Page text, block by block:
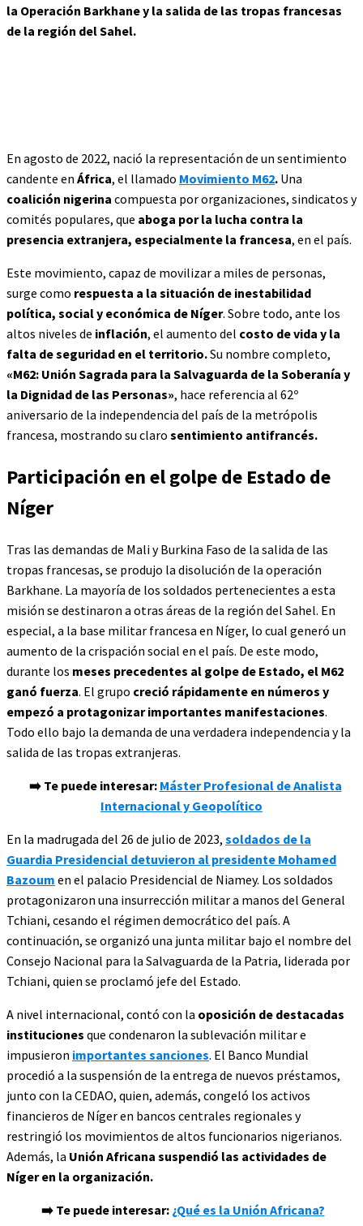
la Operación Barkhane y la salida de las tropas francesas
de la región del Sahel.
En agosto de 2022, nació la representación de un sentimiento
candente en África, el llamado Movimiento M62. Una
coalición nigerina compuesta por organizaciones, sindicatos y
comités populares, que aboga por la lucha contra la
presencia extranjera, especialmente la francesa, en el país.
Este movimiento, capaz de movilizar a miles de personas,
surge como respuesta a la situación de inestabilidad
política, social y económica de Níger. Sobre todo, ante los
altos niveles de inflación, el aumento del costo de vida y la
falta de seguridad en el territorio.Su nombre completo,
«M62: Unión Sagrada para la Salvaguarda de la Soberanía y
la Dignidad de las Personas», hace referencia al 62º
aniversario de la independencia del país de la metrópolis
francesa, mostrando su claro sentimiento antifrancés.
Participación en el golpe de Estado de
Níger
Tras las demandas de Mali y Burkina Faso de la salida de las
tropas francesas, se produjo la disolución de la operación
Barkhane. La mayoría de los soldados pertenecientes a esta
misión se destinaron a otras áreas de la región del Sahel. En
especial, a la base militar francesa en Níger, lo cual generó un
aumento de la crispación social en el país. De este modo,
durante los meses precedentes al golpe de Estado, el M62
ganó fuerza. El grupo creció rápidamente en números y
empezó a protagonizar importantes manifestaciones.
Todo ello bajo la demanda de una verdadera independencia y la
salida de las tropas extranjeras.
➡️ Te puede interesar: Máster Profesional de Analista
Internacional y Geopolítico
En la madrugada del 26 de julio de 2023, soldados de la
Guardia Presidencial detuvieron al presidente Mohamed
Bazoum en el palacio Presidencial de Niamey. Los soldados
protagonizaron una insurrección militar a manos del General
Tchiani, cesando el régimen democrático del país. A
continuación, se organizó una junta militar bajo el nombre del
Consejo Nacional para la Salvaguarda de la Patria, liderada por
Tchiani, quien se proclamó jefe del Estado.
A nivel internacional, contó con la oposición de destacadas
instituciones que condenaron la sublevación militar e
impusieron importantes sanciones. El Banco Mundial
procedió a la suspensión de la entrega de nuevos préstamos,
junto con la CEDAO, quien, además, congeló los activos
financieros de Níger en bancos centrales regionales y
restringió los movimientos de altos funcionarios nigerianos.
Además, la Unión Africana suspendió las actividades de
Níger en la organización.
➡️ Te puede interesar: ¿Qué es la Unión Africana?